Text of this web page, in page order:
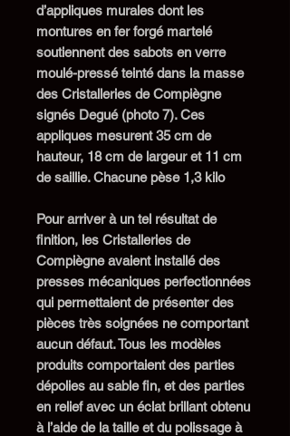
d’appliques murales dont les
montures en fer forgé martelé
soutiennent des sabots en verre
moulé-presséteinté dans la masse
des Cristalleries de Compiègne
signés Degué (photo7).Ces
appliques mesurent35cm de
hauteur, 18cm de largeur et 11 cm
de saillie. Chacunepèse 1,3kilo
Pour arriver à un tel résultat de
finition, les Cristalleries de
Compiègne avaient installé des
presses mécaniques perfectionnées
qui permettaient de présenter des
pièces très soignées ne comportant
aucun défaut. Tous les modèles
produits comportaient des parties
dépolies au sable fin, et des parties
en relief avec un éclat brillant obtenu
à l’aide de la taille et du polissage à